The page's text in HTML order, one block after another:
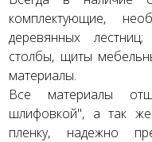
комплектующие,
деревянных
столбы, щиты
материалы.
Все материалы
шлифовкой", а так
пленку, надежно